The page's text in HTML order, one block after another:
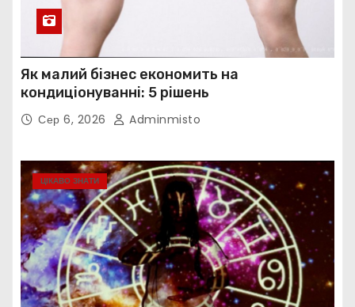
Як малий бізнес економить на
кондиціонуванні: 5 рішень
Сер 6, 2026 Adminmisto
ЦІКАВО ЗНАТИ